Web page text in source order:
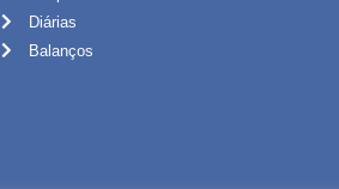
Diárias
Balanços